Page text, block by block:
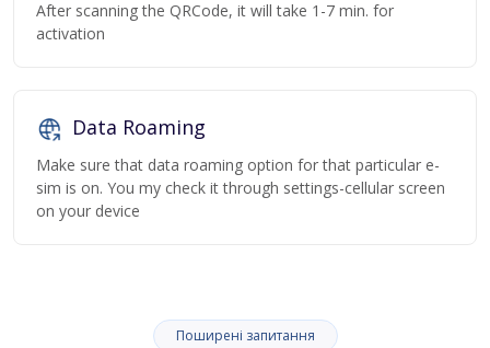
After scanning the QRCode, it will take 1-7 min. for
activation
Data Roaming
Make sure that data roaming option for that particular e-
sim is on. You my check it through settings-cellular screen
on your device
Поширені запитання